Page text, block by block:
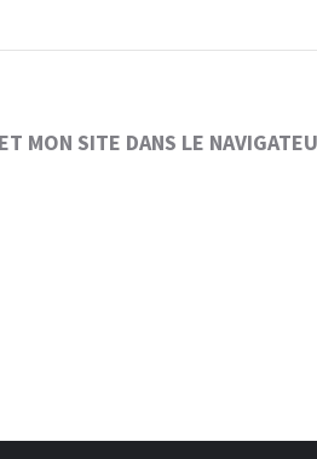
MON SITE DANS LE